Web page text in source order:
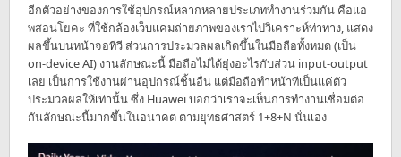
อีกตัวอย่างของการใช้อุปกรณ์หลากหลายประเภททำงานร่วมกัน คือแอ
พสอนโยคะ ที่ใช้กล้องเว็บแคมถ่ายภาพของเราไปวิเคราะห์ท่าทาง, แสดง
ผลขึ้นบนหน้าจอทีวี ส่วนการประมวลผลเกิดขึ้นในมือถือทั้งหมด (เป็น
on-device AI) งานลักษณะนี้ มือถือไม่ได้ยุ่งอะไรกับส่วน input-output
เลย เป็นการใช้งานผ่านอุปกรณ์ชิ้นอื่น แต่มือถือทำหน้าทีเป็นแค่ตัว
ประมวลผลให้เท่านั้น ซึ่ง Huawei บอกว่าเราจะเห็นการทำงานเชื่อมต่อ
กันลักษณะนี้มากขึ้นในอนาคต ตามยุทธศาสตร์ 1+8+N นั่นเอง